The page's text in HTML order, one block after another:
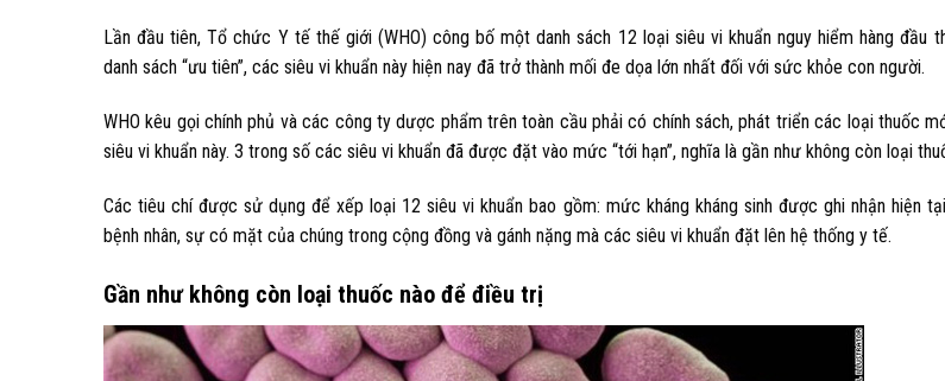
Lần đầu tiên, Tổ chức Y tế thế giới (WHO) công bố một danh sách 12 loại siêu vi khuẩn nguy hiểm hàng đầu
danh sách “ưu tiên”, các siêu vi khuẩn này hiện nay đã trở thành mối đe dọa lớn nhất đối với sức khỏe con người.
WHO kêu gọi chính phủ và các công ty dược phẩm trên toàn cầu phải có chính sách, phát triển các loại thuốc
siêu vi khuẩn này. 3 trong số các siêu vi khuẩn đã được đặt vào mức “tới hạn”, nghĩa là gần như không còn loại
Các tiêu chí được sử dụng để xếp loại 12 siêu vi khuẩn bao gồm: mức kháng kháng sinh được ghi nhận hiện
bệnh nhân, sự có mặt của chúng trong cộng đồng và gánh nặng mà các siêu vi khuẩn đặt lên hệ thống y tế.
Gần như không còn loại thuốc nào để điều trị